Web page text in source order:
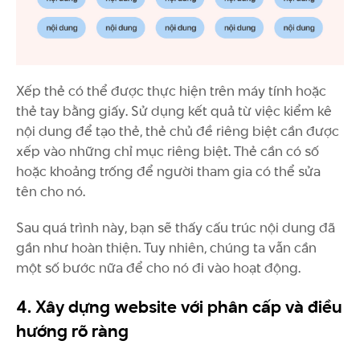
Xếp thẻ có thể được thực hiện trên máy tính hoặc
thẻ tay bằng giấy. Sử dụng kết quả từ việc kiểm kê
nội dung để tạo thẻ, thẻ chủ đề riêng biệt cần được
xếp vào những chỉ mục riêng biệt. Thẻ cần có số
hoặc khoảng trống để người tham gia có thể sửa
tên cho nó.
Sau quá trình này, bạn sẽ thấy cấu trúc nội dung đã
gần như hoàn thiện. Tuy nhiên, chúng ta vẫn cần
một số bước nữa để cho nó đi vào hoạt động.
4. Xây dựng website với phân cấp và điều
hướng rõ ràng